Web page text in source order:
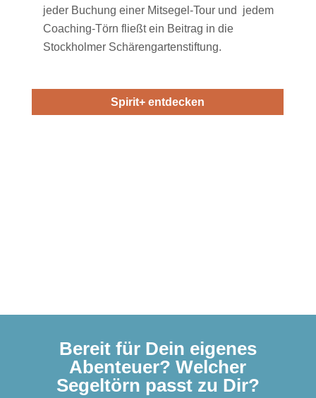
jeder Buchung einer Mitsegel-Tour und jedem
Coaching-Törn fließt ein Beitrag in die
Stockholmer Schärengartenstiftung.
Spirit+ entdecken
Bereit für Dein eigenes
Abenteuer? Welcher
Segeltörn passt zu Dir?